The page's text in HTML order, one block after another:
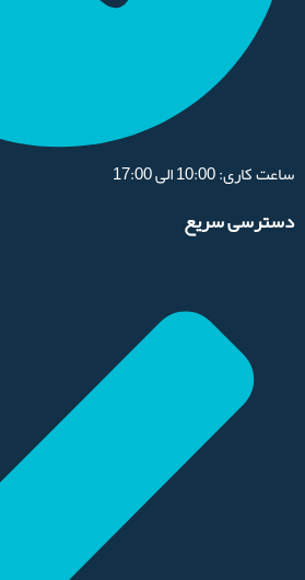
ساعت کاری: 10:00 الی 17:00
دسترسی سریع